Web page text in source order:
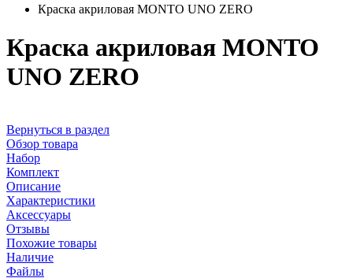
Краска акриловая MONTO UNO ZERO
Краска акриловая MONTO
UNO ZERO
Вернуться в раздел
Обзор товара
Набор
Комплект
Описание
Характеристики
Аксессуары
Отзывы
Похожие товары
Наличие
Файлы